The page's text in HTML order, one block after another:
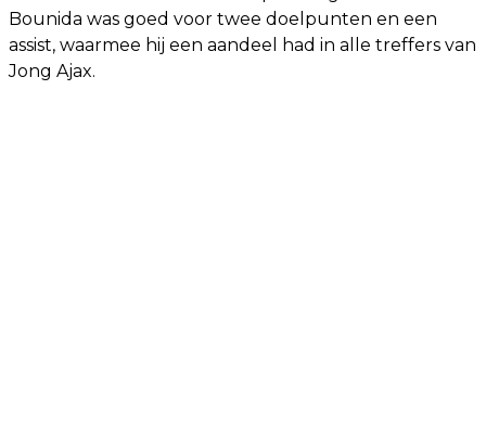
Bounida was goed voor twee doelpunten en een
assist, waarmee hij een aandeel had in alle treffers van
Jong Ajax.